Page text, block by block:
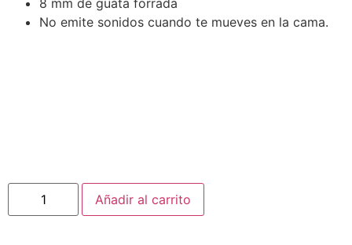
No emite sonidos cuando te mueves en la cama.
Añadir al carrito